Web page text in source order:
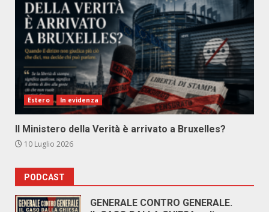
Estero In evidenza
Il Ministero della Verità è arrivato a Bruxelles?
10 Luglio 2026
PODCAST
GENERALE CONTRO GENERALE.